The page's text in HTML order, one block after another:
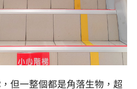
但一整個都是角落生物，超